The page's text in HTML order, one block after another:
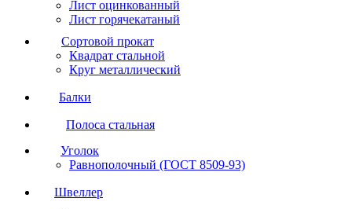
Лист оцинкованный
Лист горячекатаный
Сортовой прокат
Квадрат стальной
Круг металлический
Балки
Полоса стальная
Уголок
Равнополочный (ГОСТ 8509-93)
Швеллер